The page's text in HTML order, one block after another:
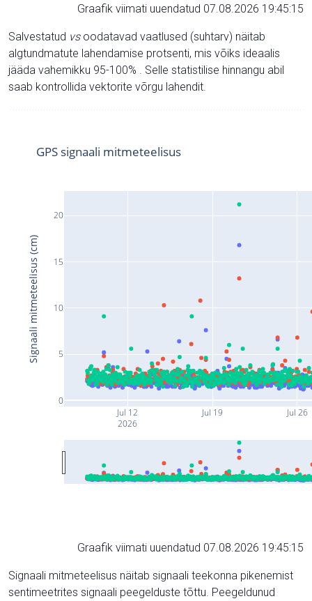
Graafik viimati uuendatud 07.08.2026 19:45:15
Salvestatud vsoodatavad vaatlused (suhtarv) näitab
algtundmatute lahendamise protsenti, mis võiks ideaalis
jääda vahemikku 95-100% . Selle statistilise hinnangu abil
saab kontrollida vektorite võrgu lahendit.
Jul 12
2026
Jul 19 Jul 26
0
5
10
15
20
GPS signaali mitmeteelisus
Signaali mitmeteelisus (cm)
Graafik viimati uuendatud 07.08.2026 19:45:15
Signaali mitmeteelisus näitab signaali teekonna pikenemist
sentimeetrites signaali peegelduste tõttu. Peegeldunud